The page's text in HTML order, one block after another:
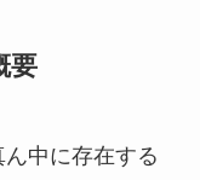
要
中に存在する